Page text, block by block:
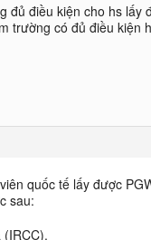
điều kiện cho hs lấy
trường có đủ điều kiện
quốc tế lấy được
sau: